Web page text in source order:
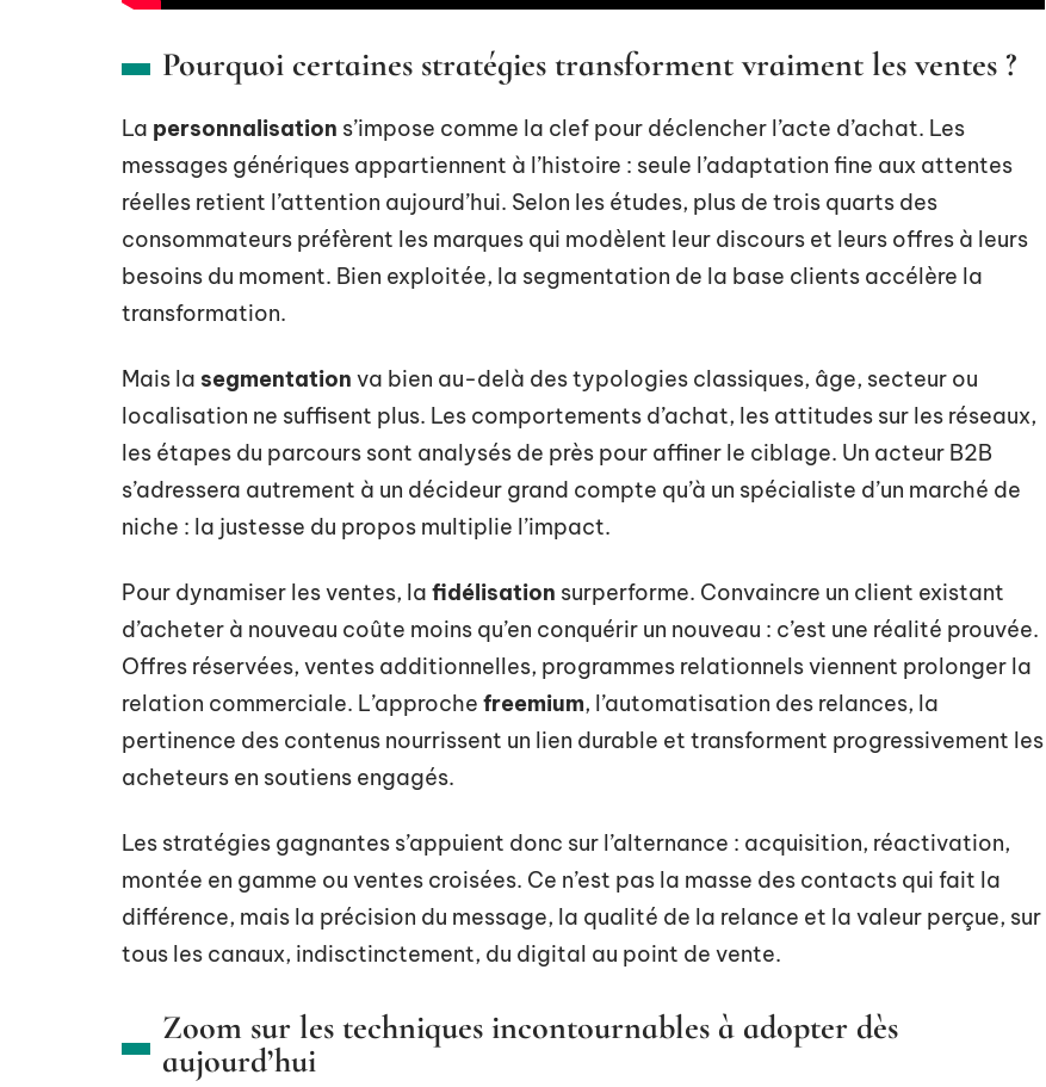
Pourquoi certaines stratégies transforment vraiment les ventes ?
La personnalisation s’impose comme la clef pour déclencher l’acte d’achat. Les
messages génériques appartiennent à l’histoire : seule l’adaptation fine aux attentes
réelles retient l’attention aujourd’hui. Selon les études, plus de trois quarts des
consommateurs préfèrent les marques qui modèlent leur discours et leurs offres à leurs
besoins du moment. Bien exploitée, la segmentation de la base clients accélère la
transformation.
Mais la segmentation va bien au-delà des typologies classiques, âge, secteur ou
localisation ne suffisent plus. Les comportements d’achat, les attitudes sur les réseaux,
les étapes du parcours sont analysés de près pour affiner le ciblage. Un acteur B2B
s’adressera autrement à un décideur grand compte qu’à un spécialiste d’un marché de
niche : la justesse du propos multiplie l’impact.
Pour dynamiser les ventes, la fidélisation surperforme. Convaincre un client existant
d’acheter à nouveau coûte moins qu’en conquérir un nouveau : c’est une réalité prouvée.
Offres réservées, ventes additionnelles, programmes relationnels viennent prolonger la
relation commerciale. L’approche freemium, l’automatisation des relances, la
pertinence des contenus nourrissent un lien durable et transforment progressivement les
acheteurs en soutiens engagés.
Les stratégies gagnantes s’appuient donc sur l’alternance : acquisition, réactivation,
montée en gamme ou ventes croisées. Ce n’est pas la masse des contacts qui fait la
différence, mais la précision du message, la qualité de la relance et la valeur perçue, sur
tous les canaux, indisctinctement, du digital au point de vente.
Zoom sur les techniques incontournables à adopter dès
aujourd’hui